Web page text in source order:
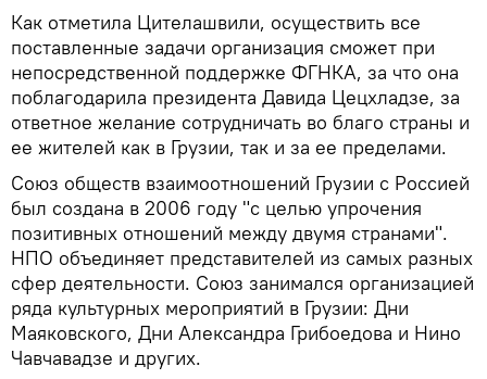
Как отметила Цителашвили, осуществить все
поставленные задачи организация сможет при
непосредственной поддержке ФГНКА, за что она
поблагодарила президента Давида Цецхладзе, за
ответное желание сотрудничать во благо страны и
ее жителей как в Грузии, так и за ее пределами.
Союз обществ взаимоотношений Грузии с Россией
был создана в 2006 году "с целью упрочения
позитивных отношений между двумя странами".
НПО объединяет представителей из самых разных
сфер деятельности. Союз занимался организацией
ряда культурных мероприятий в Грузии: Дни
Маяковского, Дни Александра Грибоедова и Нино
Чавчавадзе и других.